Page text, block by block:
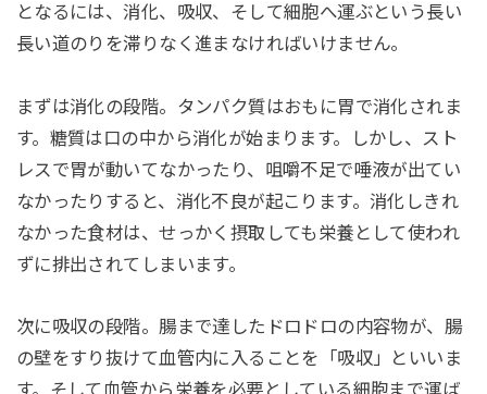
となるには、消化、吸収、そして細胞へ運ぶという長い
長い道のりを滞りなく進まなければいけません。
まずは消化の段階。タンパク質はおもに胃で消化されま
す。糖質は口の中から消化が始まります。しかし、スト
レスで胃が動いてなかったり、咀嚼不足で唾液が出てい
なかったりすると、消化不良が起こります。消化しきれ
なかった食材は、せっかく摂取しても栄養として使われ
ずに排出されてしまいます。
次に吸収の段階。腸まで達したドロドロの内容物が、腸
の壁をすり抜けて血管内に入ることを「吸収」といいま
す。そして血管から栄養を必要としている細胞まで運ば